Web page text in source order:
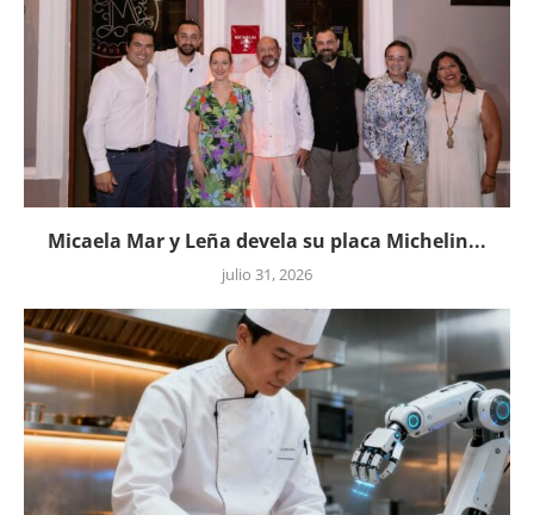
Micaela Mar y Leña devela su placa Michelin...
julio 31, 2026